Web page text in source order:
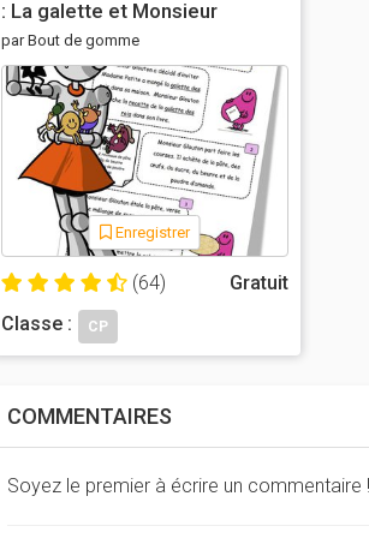
: La galette et Monsieur
Glouton
par Bout de gomme
Enregistrer
(64)
Gratuit
Classe :
CP
COMMENTAIRES
Soyez le premier à écrire un commentaire !